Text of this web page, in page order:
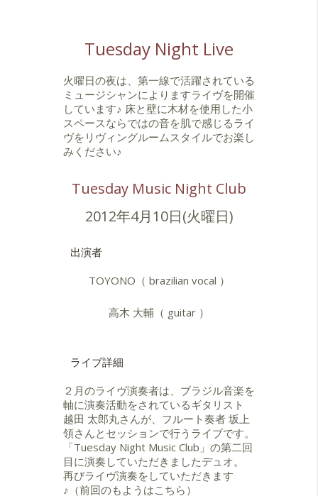
Tuesday Night Live
火曜日の夜は、第一線で活躍されている
ミュージシャンによりますライヴを開催
しています♪ 床と壁に木材を使用した小
スペースならではの音を肌で感じるライ
ヴをリヴィングルームスタイルでお楽し
みください♪
Tuesday Music Night Club
2012年4月10日(火曜日)
出演者
TOYONO（ brazilian vocal ）
高木 大輔（ guitar ）
ライブ詳細
２月のライヴ演奏者は、ブラジル音楽を
軸に演奏活動をされているギタリスト
越田 太郎丸さんが、フルート奏者 坂上
領さんとセッションで行うライブです。
「Tuesday Night Music Club」の第二回
目に演奏していただきましたデュオ。
再びライヴ演奏をしていただきます
♪（前回のもようはこちら）